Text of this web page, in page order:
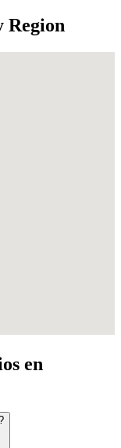
Region
en